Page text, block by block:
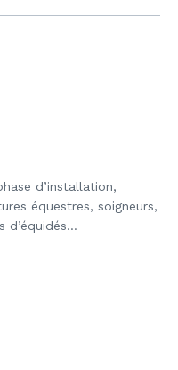
d’installation,
équestres, soigneurs,
d’équidés…